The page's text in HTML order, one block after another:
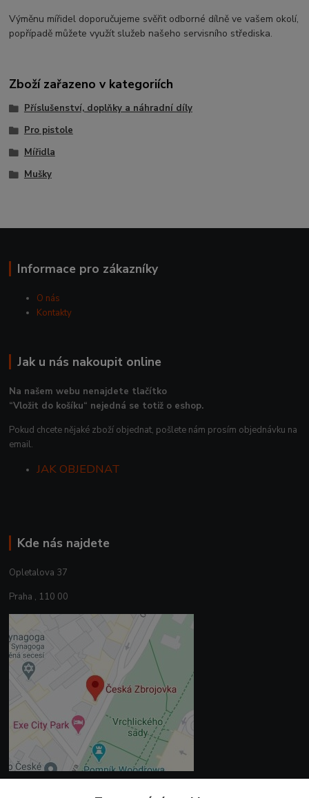
Výměnu mířidel doporučujeme svěřit odborné dílně ve vašem okolí,
popřípadě můžete využít služeb našeho servisního střediska.
Zboží zařazeno v kategoriích
Příslušenství, doplňky a náhradní díly
Pro pistole
Mířidla
Mušky
Informace pro zákazníky
O nás
Kontakty
Jak u nás nakoupit online
Na našem webu nenajdete tlačítko
“Vložit do košíku“ nejedná se totiž o eshop.
Pokud chcete nějaké zboží objednat, pošlete nám prosím objednávku na
email.
JAK OBJEDNAT
Kde nás najdete
Opletalova 37
Praha , 110 00